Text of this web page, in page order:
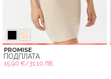
PROMISE
ПОДПЛАТА
15.90 €/31.10 ЛВ.